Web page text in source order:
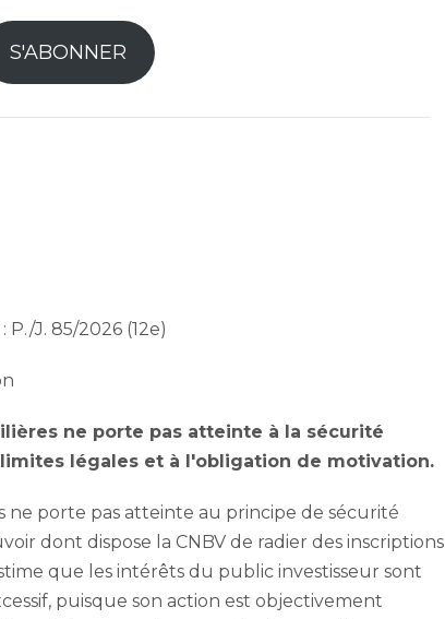
S'ABONNER
J. 85/2026 (12e)
ne porte pas atteinte à la sécurité
légales et à l'obligation de motivation.
ne porte pas atteinte au principe de sécurité
dont dispose la CNBV de radier des inscriptions
que les intérêts du public investisseur sont
puisque son action est objectivement